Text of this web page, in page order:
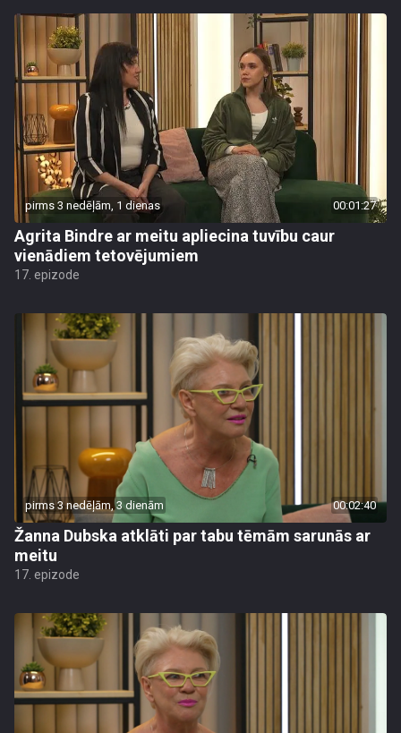
pirms 3 nedēļām, 1 dienas 00:01:27
Agrita Bindre ar meitu apliecina tuvību caur
vienādiem tetovējumiem
17. epizode
pirms 3 nedēļām, 3 dienām 00:02:40
Žanna Dubska atklāti par tabu tēmām sarunās ar
meitu
17. epizode